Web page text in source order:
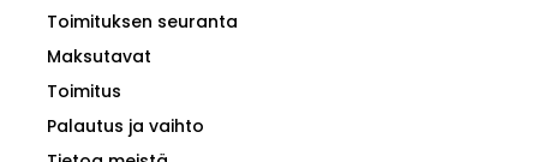
Toimituksen seuranta
Maksutavat
Toimitus
Palautus ja vaihto